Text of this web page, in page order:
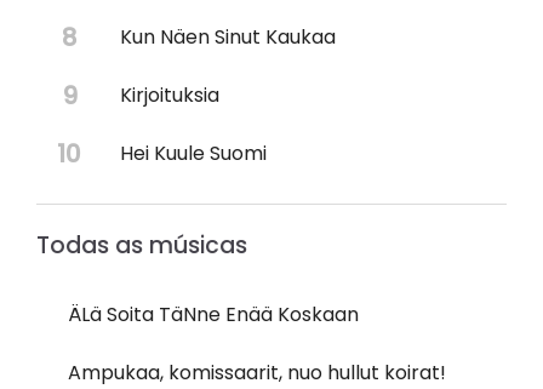
Kun Näen Sinut Kaukaa
Kirjoituksia
Hei Kuule Suomi
Todas as músicas
ÄLä Soita TäNne Enää Koskaan
Ampukaa, komissaarit, nuo hullut koirat!